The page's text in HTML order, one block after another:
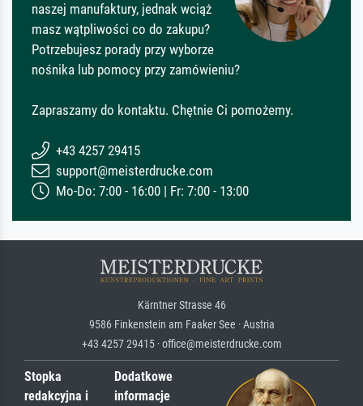
naszej manufaktury, jednak wciąż
masz wątpliwości co do zakupu?
Potrzebujesz porady przy wyborze
nośnika lub pomocy przy zamówieniu?
Zapraszamy do kontaktu. Chętnie Ci pomożemy.
+43 4257 29415
support@meisterdrucke.com
Mo-Do: 7:00 - 16:00 | Fr: 7:00 - 13:00
Kärntner Strasse 46
9586 Finkenstein am Faaker See · Austria
+43 4257 29415 · office@meisterdrucke.com
Stopka
redakcyjna i
Dodatkowe
informacje